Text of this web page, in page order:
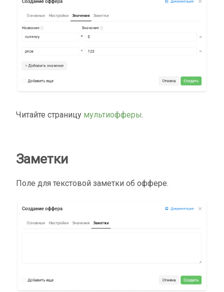
Читайте страницу мультиофферы.
Заметки
Поле для текстовой заметки об оффере.